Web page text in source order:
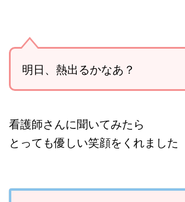
明日、熱出るかなあ？
看護師さんに聞いてみたら
とっても優しい笑顔をくれました